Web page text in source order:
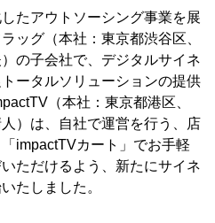
たアウトソーシング事業を展
ッグ（本社：東京都渋谷区、
の子会社で、デジタルサイネ
ータルソリューションの提供
（本社：東京都港区、
）は、自社で運営を行う、店
impactTVカート」でお手軽
ただけるよう、新たにサイネ
たしました。